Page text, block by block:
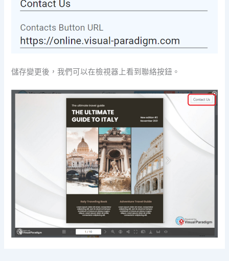
儲存變更後，我們可以在檢視器上看到聯絡按鈕。